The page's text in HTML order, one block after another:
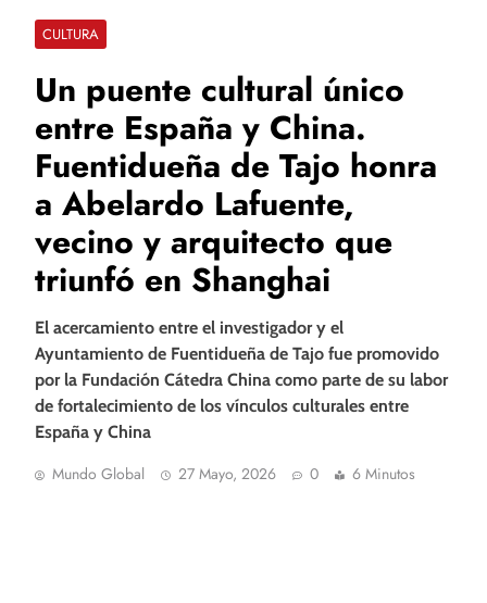
CULTURA
Un puente cultural único
entre España y China.
Fuentidueña de Tajo honra
a Abelardo Lafuente,
vecino y arquitecto que
triunfó en Shanghai
El acercamiento entre el investigador y el
Ayuntamiento de Fuentidueña de Tajo fue promovido
por la Fundación Cátedra China como parte de su labor
de fortalecimiento de los vínculos culturales entre
España y China
Mundo Global 27 Mayo, 2026 0 6 Minutos